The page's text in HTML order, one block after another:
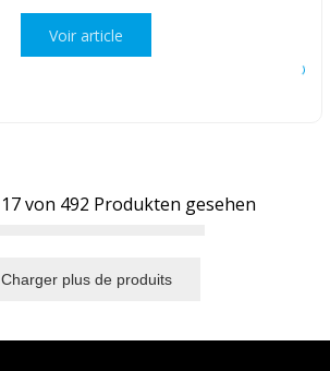
Voir article
17von 492 Produkten gesehen
Charger plus de produits